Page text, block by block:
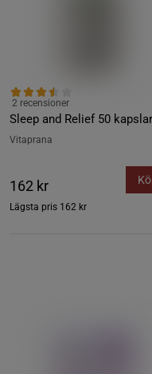
Sleep and Relief 50 kapslar
2 recensioner
Vitaprana
162 kr
Lägsta pris 162 kr